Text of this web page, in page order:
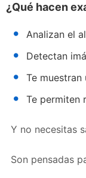
¿Qué hacen
Analizan el
Detectan
Te muestran
Te permiten
Y no necesitas
Son pensadas